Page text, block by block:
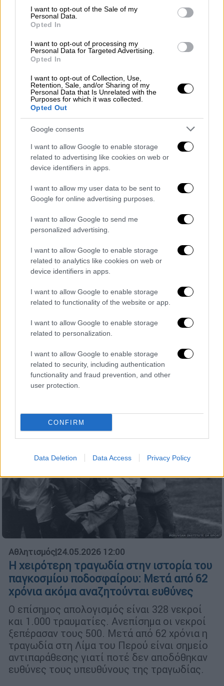
consent section.
I want to opt-out of the Sale of my
Personal Data.
Opted In
I want to opt-out of processing my
Personal Data for Targeted Advertising.
Opted In
I want to opt-out of Collection, Use,
Retention, Sale, and/or Sharing of my
Personal Data that Is Unrelated with the
Purposes for which it was collected.
Opted Out
Google consents
I want to allow Google to enable storage
related to advertising like cookies on web or
device identifiers in apps.
I want to allow my user data to be sent to
Google for online advertising purposes.
I want to allow Google to send me
personalized advertising.
I want to allow Google to enable storage
related to analytics like cookies on web or
device identifiers in apps.
I want to allow Google to enable storage
related to functionality of the website or app.
I want to allow Google to enable storage
related to personalization.
I want to allow Google to enable storage
related to security, including authentication
functionality and fraud prevention, and other
user protection.
CONFIRM
Data Deletion Data Access Privacy Policy
Ο αθλητικογράφος Γιώργος Μαντζιούκης με
τα 630 κασκόλ αποκαλύπτει στο ethnos.gr
τις ιστορίες που τα συνοδεύουν, μιλάει για
το φαβορί του Μουντιάλ και το μεγάλο
στόχο του αθλητικού μουσείου.
Ελλάδα|31.05.2026 17:59
Τους έπιασαν στα πράσα να πετάνε
μπάζα στο δάσος: «Πήρα το στειλιάρι,
κάθε μέρα παίζουμε τις ζωές μας»
«Είναι τραγική η κατάσταση. Ως Δασαρχείο
έχω ζητήσει κονδύλια για καθαρισμούς,
αλλά εάν δεν αντιμετωπιστεί το ζήτημα στη
είχε δηλώσει πρόσφατα η δασάρχης
Καπανδριτίου
Αθλητισμός|24.05.2026 12:00
Η χειρότερη τραγωδία στην ιστορία του
παγκοσμίου ποδοσφαίρου: Μετά από 62
χρόνια ακόμα αναζητούνται ευθύνες
Ο επίσημος απολογισμός είναι 328 νεκροί
και 1.000 τραυματίες. Ανεπίσημα οι νεκροί
ξεπέρασαν τους 500. Μετά από 62 χρόνια η
τραγωδία στη Λίμα του Περού είναι σημείο
αντιπαράθεσης γιατί ποτέ δεν αποδόθηκαν
ευθύνες τους υπευθύνους της τραγωδίας.